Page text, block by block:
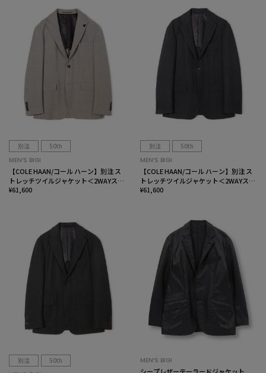
別注
50th
MEN’S BIGI
【COLE HAAN/コール ハーン】別注 ス
トレッチツイルジャケット＜2WAYスト
レッチ＞
¥61,600
別注
50th
MEN’S BIGI
【COLE HAAN/コール ハーン】別注 ス
トレッチツイルジャケット＜2WAYスト
レッチ＞
¥61,600
別注
50th
MEN’S BIGI
シープレザーテーラードジャケット